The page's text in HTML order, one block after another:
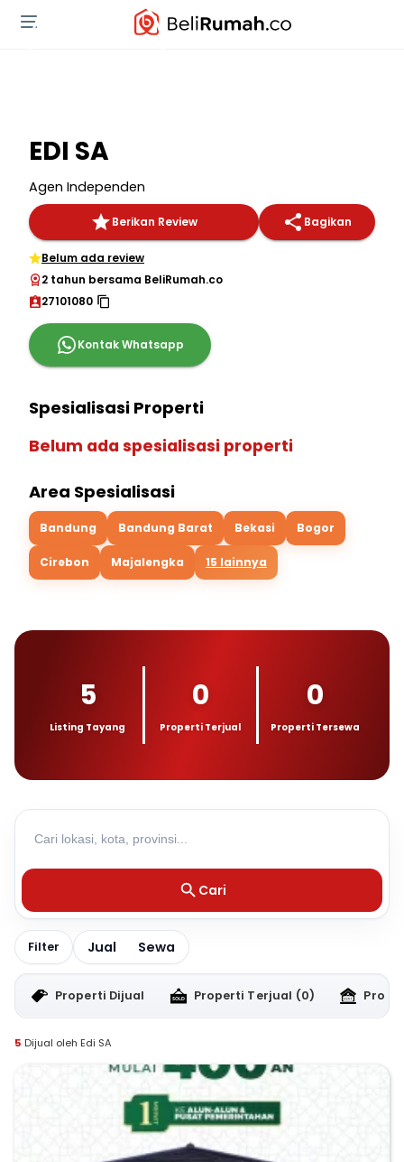
EDI SA
Agen Independen
Berikan Review Bagikan
Belum ada review
2 tahun bersama BeliRumah.co
27101080
Kontak Whatsapp
Spesialisasi Properti
Belum ada spesialisasi properti
Area Spesialisasi
Bandung Bandung Barat Bekasi Bogor
Cirebon Majalengka 15 lainnya
5
Listing Tayang
0
Properti Terjual
0
Properti Tersewa
Cari
Filter Jual Sewa
Properti Dijual Properti Terjual (0)
5 Dijual oleh Edi SA